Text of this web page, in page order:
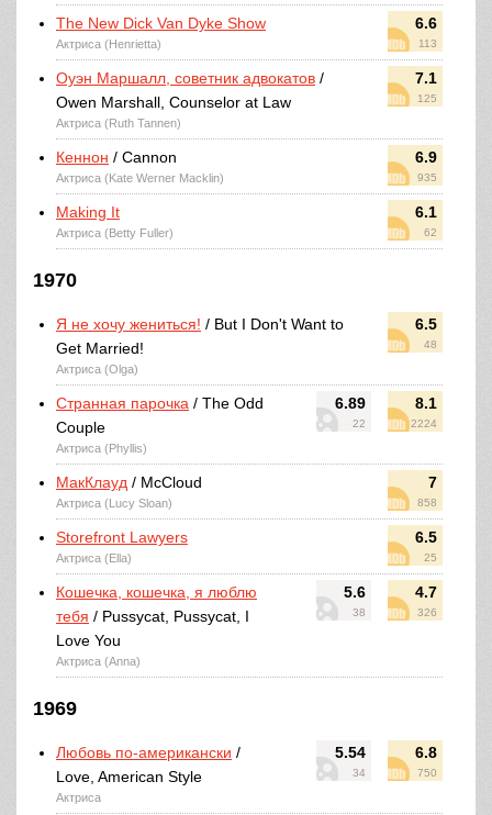
6.6
113
The New Dick Van Dyke Show
Актриса (Henrietta)
7.1
125
Оуэн Маршалл, советник адвокатов /
Owen Marshall, Counselor at Law
Актриса (Ruth Tannen)
6.9
935
Кеннон / Cannon
Актриса (Kate Werner Macklin)
6.1
62
Making It
Актриса (Betty Fuller)
1970
6.5
48
Я не хочу жениться! / But I Don't Want to
Get Married!
Актриса (Olga)
6.89
22
8.1
2224
Странная парочка / The Odd
Couple
Актриса (Phyllis)
7
858
МакКлауд / McCloud
Актриса (Lucy Sloan)
6.5
25
Storefront Lawyers
Актриса (Ella)
5.6
38
4.7
326
Кошечка, кошечка, я люблю
тебя / Pussycat, Pussycat, I
Love You
Актриса (Anna)
1969
5.54
34
6.8
750
Любовь по-американски /
Love, American Style
Актриса